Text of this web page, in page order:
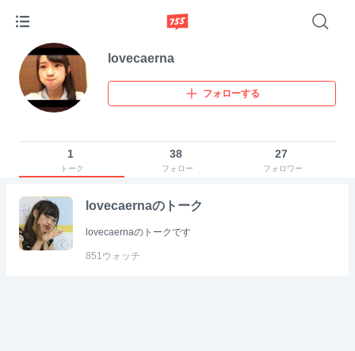
lovecaerna
フォローする
1
トーク
38
フォロー
27
フォロワー
lovecaernaのトーク
lovecaernaのトークです
851ウォッチ